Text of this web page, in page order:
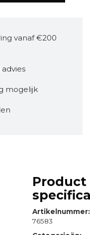
vanaf €200
mogelijk
Product
Artikelnummer:
76583